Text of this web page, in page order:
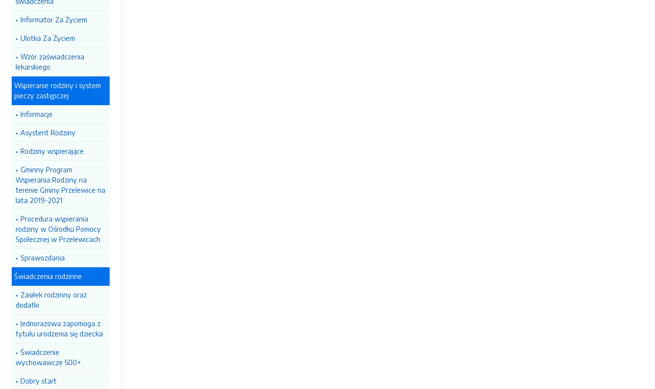
Informator Za Życiem
Ulotka Za Życiem
Wzór zaświadczenia
lekarskiego
Wspieranie rodziny i system
pieczy zastępczej
Informacje
Asystent Rodziny
Rodziny wspierające
Gminny Program
Wspierania Rodziny na
terenie Gminy Przelewice na
lata 2019-2021
Procedura wspierania
rodziny w Ośrodku Pomocy
Społecznej w Przelewicach
Sprawozdania
Świadczenia rodzinne
Zasiłek rodzinny oraz
dodatki
Jednorazowa zapomoga z
tytułu urodzenia się dziecka
Świadczenie
wychowawcze 500+
Dobry start